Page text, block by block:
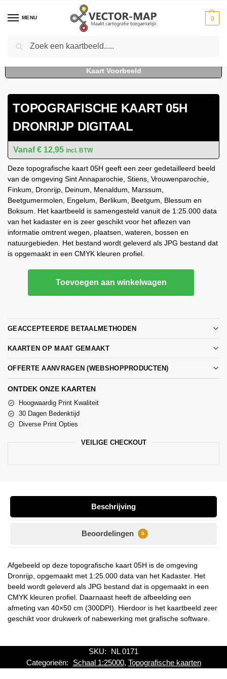
MENU 0
Home Kaarten - Topografische kaarten
TOPOGRAFISCHE KAART 05H
DRONRIJP DIGITAAL
€ 12,95 incl. BTW
Deze topografische kaart 05H geeft een zeer gedetailleerd beeld
van de omgeving Sint Annaparochie, Stiens, Vrouwenparochie,
Finkum, Dronrijp, Deinum, Menaldum, Marssum,
Beetgumermolen, Engelum, Berlikum, Beetgum, Blessum en
Boksum. Het kaartbeeld is samengesteld vanuit de 1:25.000 data
van het kadaster en is zeer geschikt voor het aflezen van
informatie omtrent wegen, plaatsen, wateren, bossen en
natuurgebieden. Het bestand wordt geleverd als JPG bestand dat
is opgemaakt in een CMYK kleuren profiel.
Toevoegen aan winkelwagen
GEACCEPTEERDE BETAALMETHODEN
KAARTEN OP MAAT GEMAAKT
OFFERTE AANVRAGEN (WEBSHOPPRODUCTEN)
ONTDEK ONZE KAARTEN
Hoogwaardig Print Kwaliteit
30 Dagen Bedenktijd
Diverse Print Opties
VEILIGE CHECKOUT
Beschrijving
Beoordelingen 0
Afgebeeld op deze topografische kaart 05H is de omgeving
Dronrijp, opgemaakt met 1:25.000 data van het Kadaster. Het
beeld wordt geleverd als JPG bestand dat is opgemaakt in een
CMYK kleuren profiel. Daarnaast heeft de afbeelding een
afmeting van 40×50 cm (300DPI). Hierdoor is het kaartbeeld zeer
geschikt voor drukwerk of nabewerking met grafische software.
SKU:
NL 0171
Categorieën:
Schaal 1:25000, Topografische kaarten